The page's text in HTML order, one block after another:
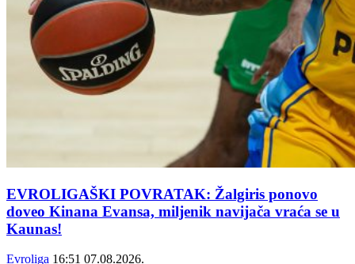
EVROLIGAŠKI POVRATAK: Žalgiris ponovo
doveo Kinana Evansa, miljenik navijača vraća se u
Kaunas!
Evroliga 16:51 07.08.2026.